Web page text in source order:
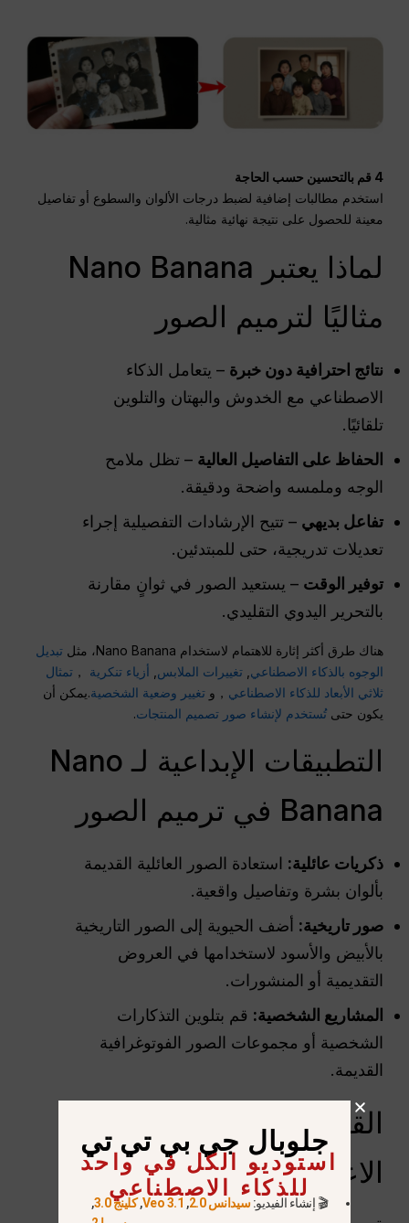
4 قم بالتحسين حسب الحاجة
استخدم مطالبات إضافية لضبط درجات الألوان والسطوع أو تفاصيل
معينة للحصول على نتيجة نهائية مثالية.
لماذا يعتبر Nano Banana
مثاليًا لترميم الصور
نتائج احترافية دون خبرة – يتعامل الذكاء
الاصطناعي مع الخدوش والبهتان والتلوين
تلقائيًا.
الحفاظ على التفاصيل العالية – تظل ملامح
الوجه وملمسه واضحة ودقيقة.
تفاعل بديهي – تتيح الإرشادات التفصيلية إجراء
تعديلات تدريجية، حتى للمبتدئين.
توفير الوقت – يستعيد الصور في ثوانٍ مقارنة
بالتحرير اليدوي التقليدي.
هناك طرق أكثر إثارة للاهتمام لاستخدام Nano Banana، مثل
تبديل
الوجوه بالذكاء الاصطناعي ,تغييرات الملابس أزياء تنكرية ，تمثال
ثلاثي الأبعاد للذكاء الاصطناعي ，وتغيير وضعية الشخصية.يمكن أن
يكون حتىتُستخدم لإنشاء صور تصميم المنتجات.
التطبيقات الإبداعية لـ Nano
Banana في ترميم الصور
ذكريات عائلية: استعادة الصور العائلية القديمة
بألوان بشرة وتفاصيل واقعية.
صور تاريخية: أضف الحيوية إلى الصور التاريخية
بالأبيض والأسود لاستخدامها في العروض
التقديمية أو المنشورات.
المشاريع الشخصية: قم بتلوين التذكارات
الشخصية أو مجموعات الصور الفوتوغرافية
القديمة.
القيود التي يجب أخذها في
الاعتبار
جلوبال جي بي تي تي
استوديو الكل في واحد
للذكاء الاصطناعي
🎬 إنشاء الفيديو:سيدانس 2.0 ,
Veo 3.1
,كلينج 3.0
,